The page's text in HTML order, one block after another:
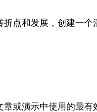
点和发展，创建一个
或演示中使用的最有